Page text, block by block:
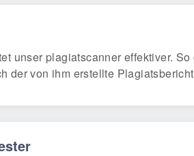
unser plagiatscanner effektiver.
der von ihm erstellte